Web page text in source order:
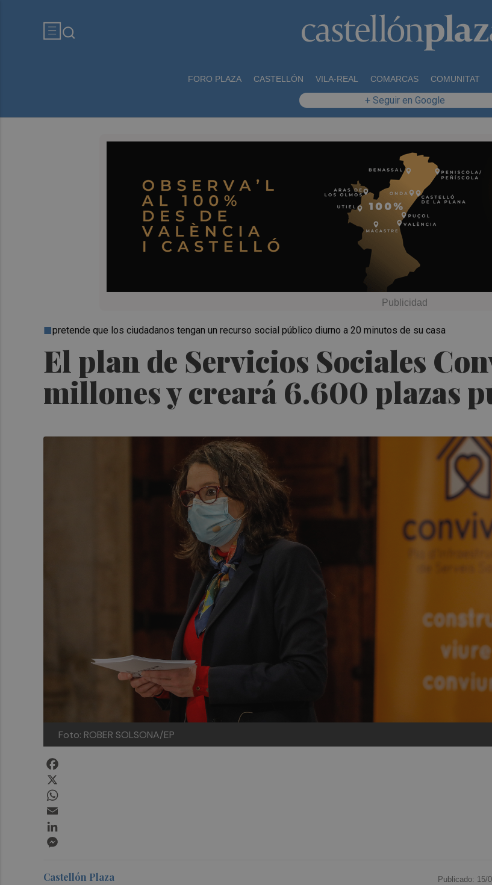
FORO PLAZA CASTELLÓN VILA-REAL COMARCAS COMUNITAT
+ Seguir en Google
El plan de Servicios Sociales
millones y creará 6.600 plazas
pretende que los ciudadanos tengan un recurso social público diurno a 20 minutos de su casa
Foto: ROBER SOLSONA/EP
Castellón Plaza Publicado: 15/